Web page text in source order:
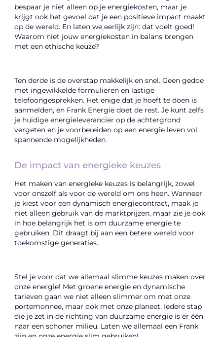
bespaar je niet alleen op je energiekosten, maar je
krijgt ook het gevoel dat je een positieve impact maakt
op de wereld. En laten we eerlijk zijn: dat voelt goed!
Waarom niet jouw energiekosten in balans brengen
met een ethische keuze?
Ten derde is de overstap makkelijk en snel. Geen gedoe
met ingewikkelde formulieren en lastige
telefoongesprekken. Het enige dat je hoeft te doen is
aanmelden, en Frank Energie doet de rest. Je kunt zelfs
je huidige energieleverancier op de achtergrond
vergeten en je voorbereiden op een energie leven vol
spannende mogelijkheden.
De impact van energieke keuzes
Het maken van energieke keuzes is belangrijk, zowel
voor onszelf als voor de wereld om ons heen. Wanneer
je kiest voor een dynamisch energiecontract, maak je
niet alleen gebruik van de marktprijzen, maar zie je ook
in hoe belangrijk het is om duurzame energie te
gebruiken. Dit draagt bij aan een betere wereld voor
toekomstige generaties.
Stel je voor dat we allemaal slimme keuzes maken over
onze energie! Met groene energie en dynamische
tarieven gaan we niet alleen slimmer om met onze
portemonnee, maar ook met onze planeet. Iedere stap
die je zet in de richting van duurzame energie is er één
naar een schoner milieu. Laten we allemaal een Frank